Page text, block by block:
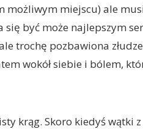
możliwym miejscu) ale
się być może najlepszym
trochę pozbawiona
wokół siebie i bólem,
krąg. Skoro kiedyś wątki